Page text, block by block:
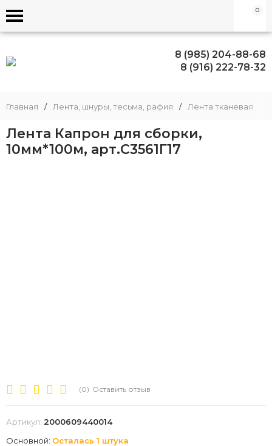
0
8 (985) 204-88-68
8 (916) 222-78-32
Главная / Лента, шнуры, тесьма, рафия / Лента тканевая
Лента Капрон для сборки,
10мм*100м, арт.С3561Г17
(0) Оставить отзыв
Артикул: 2000609440014
Основной: Осталась 1 штука